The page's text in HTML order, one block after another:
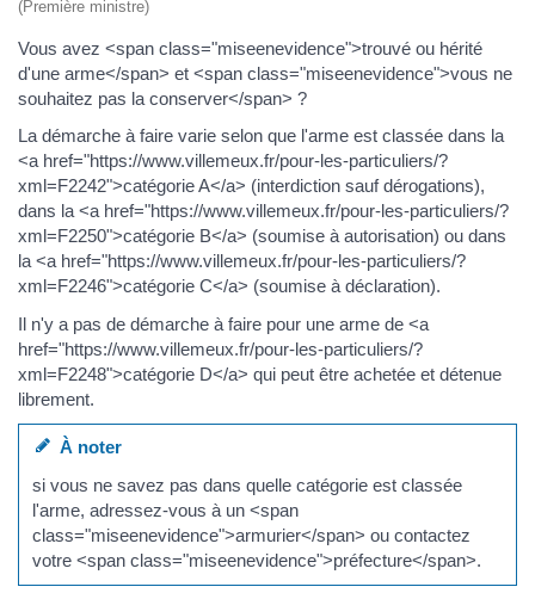
(Première ministre)
Vous avez <span class="miseenevidence">trouvé ou hérité
d'une arme</span> et <span class="miseenevidence">vous ne
souhaitez pas la conserver</span> ?
La démarche à faire varie selon que l'arme est classée dans la
<a href="https://www.villemeux.fr/pour-les-particuliers/?
xml=F2242">catégorie A</a> (interdiction sauf dérogations),
dans la <a href="https://www.villemeux.fr/pour-les-particuliers/?
xml=F2250">catégorie B</a> (soumise à autorisation) ou dans
la <a href="https://www.villemeux.fr/pour-les-particuliers/?
xml=F2246">catégorie C</a> (soumise à déclaration).
Il n'y a pas de démarche à faire pour une arme de <a
href="https://www.villemeux.fr/pour-les-particuliers/?
xml=F2248">catégorie D</a> qui peut être achetée et détenue
librement.
À noter
si vous ne savez pas dans quelle catégorie est classée
l'arme, adressez-vous à un <span
class="miseenevidence">armurier</span> ou contactez
votre <span class="miseenevidence">préfecture</span>.